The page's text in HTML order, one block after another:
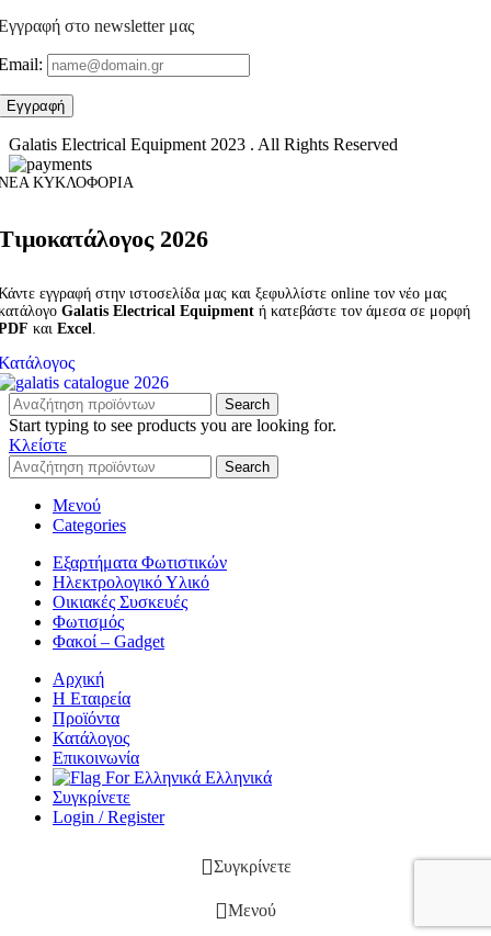
στο newsletter μας
Galatis Electrical Equipment2023 . All Rights Reserved
ΚΥΚΛΟΦΟΡΙΑ
2026
εγγραφή στην ιστοσελίδα μας και ξεφυλλίστε online τον νέο μας
Galatis Electrical Equipment ή κατεβάστε τον άμεσα σε μορφή
και Excel
Search
Start typing to see products you are looking for.
Κλείστε
Search
Μενού
Categories
Εξαρτήματα Φωτιστικών
Ηλεκτρολογικό Υλικό
Οικιακές Συσκευές
Φωτισμός
Φακοί – Gadget
Αρχική
Η Εταιρεία
Προϊόντα
Κατάλογος
Επικοινωνία
Ελληνικά
Συγκρίνετε
Login / Register
Συγκρίνετε
Μενού